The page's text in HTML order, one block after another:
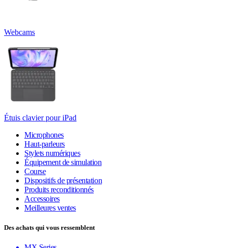
Webcams
Étuis clavier pour iPad
Microphones
Haut-parleurs
Stylets numériques
Équipement de simulation
Course
Dispositifs de présentation
Produits reconditionnés
Accessoires
Meilleures ventes
Des achats qui vous ressemblent